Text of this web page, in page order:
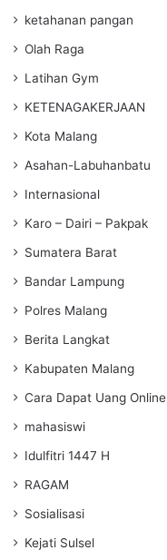
ketahanan pangan
Olah Raga
Latihan Gym
KETENAGAKERJAAN
Kota Malang
Asahan-Labuhanbatu
Internasional
Karo – Dairi – Pakpak
Sumatera Barat
Bandar Lampung
Polres Malang
Berita Langkat
Kabupaten Malang
Cara Dapat Uang Online
mahasiswi
Idulfitri 1447 H
RAGAM
Sosialisasi
Kejati Sulsel